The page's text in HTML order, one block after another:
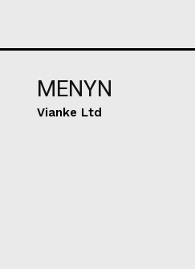
MENYN
Vianke Ltd